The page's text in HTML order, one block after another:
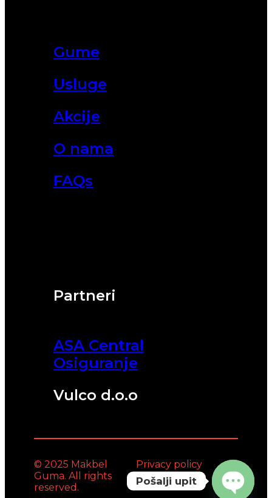
Partneri
ASA Central
Osiguranje
Vulco d.o.o
Gume
Usluge
Akcije
O nama
FAQs
© 2025 Makbel
Guma. All rights
reserved.
Privacy policy
Pošalji upit